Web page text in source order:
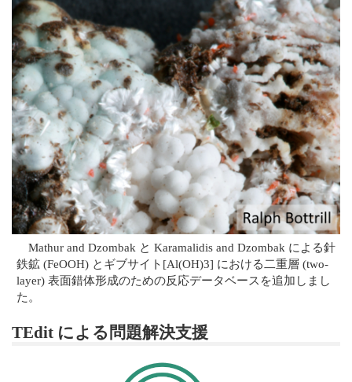
Mathur and Dzombak と Karamalidis and Dzombak による針
鉄鉱 (FeOOH) とギブサイト[Al(OH)3] における二重層 (two-
layer) 表面錯体形成のための反応データベースを追加しまし
た。
TEdit による問題解決支援